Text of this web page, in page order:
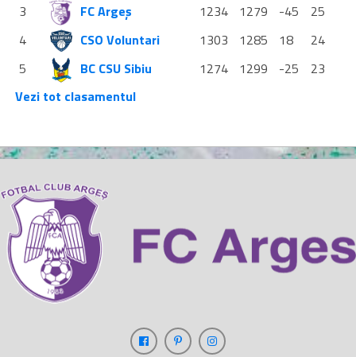
3
FC Argeș 1234 1279 -45
25
4
CSO Voluntari 1303 1285 18
24
5
BC CSU Sibiu 1274 1299 -25
23
Vezi tot clasamentul